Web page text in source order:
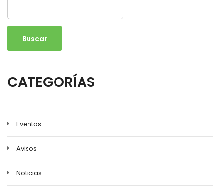
CATEGORÍAS
Eventos
Avisos
Noticias